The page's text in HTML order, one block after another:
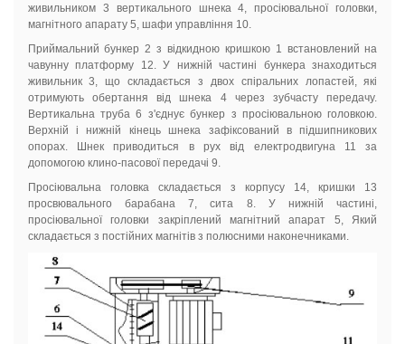
живильником 3 вертикального шнека 4, просіювальної головки,
магнітного апарату 5, шафи управління 10.
Приймальний бункер 2 з відкидною кришкою 1 встановлений на
чавунну платформу 12. У нижній частині бункера знаходиться
живильник 3, що складається з двох спіральних лопастей, які
отримують обертання від шнека 4 через зубчасту передачу.
Вертикальна труба 6 з'єднує бункер з просіювальною головкою.
Верхній і нижній кінець шнека зафіксований в підшипникових
опорах. Шнек приводиться в рух від електродвигуна 11 за
допомогою клино-пасової передачі 9.
Просіювальна головка складається з корпусу 14, кришки 13
просвювального барабана 7, сита 8. У нижній частині,
просіювальної головки закріплений магнітний апарат 5, Який
складається з постійних магнітів з полюсними наконечниками.